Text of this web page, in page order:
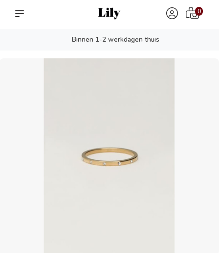
Binnen 1-2 werkdagen thuis
0